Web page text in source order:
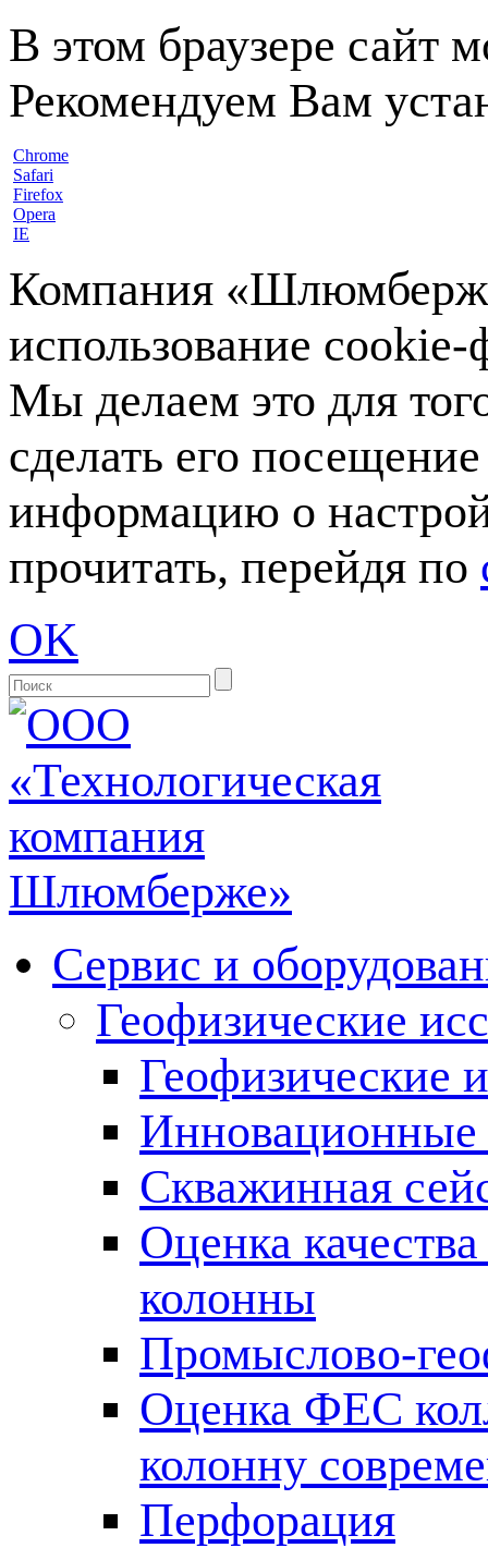
В этом браузере сайт
Рекомендуем Вам
Chrome
Safari
Firefox
Opera
IE
Компания
использование
Мы делаем это для
сделать его
информацию о
прочитать, перейдя по
OK
Сервис и
Геофизические
Геофизические
Инновационные
Скважинная
Оценка
колонны
Промыслово-
Оценка ФЕС
колонну
Перфорация